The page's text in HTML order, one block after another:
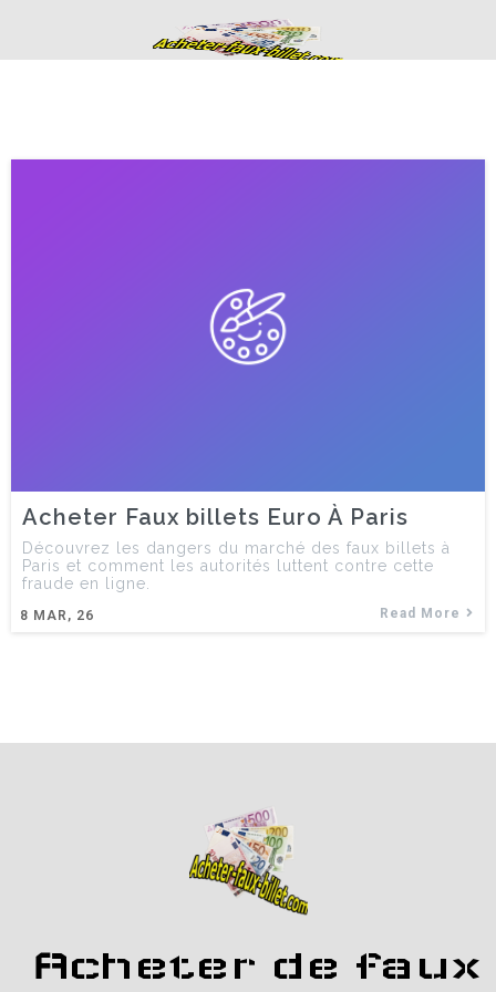
monnaie en euros
CONTACTS
Acheter Faux billets Euro À Paris
8 MAR, 26
Découvrez les dangers du marché des faux billets à
Paris et comment les autorités luttent contre cette
fraude en ligne.
Read More
Acheter de faux